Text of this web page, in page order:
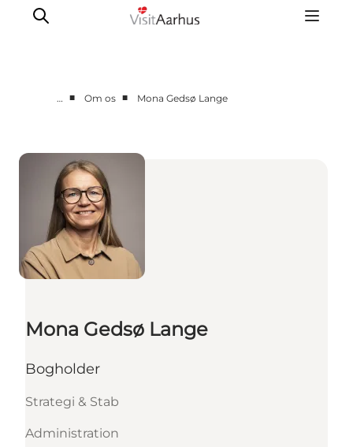
Analyser & tal
Projekter
Partnersamarbejde
Frivillig ReThinker
Presse
Om os
… ■ Om os ■ Mona Gedsø Lange
Mona Gedsø Lange
Bogholder
Strategi & Stab
Administration